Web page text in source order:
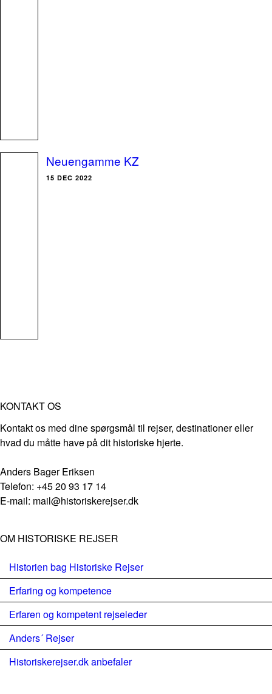
Neuengamme KZ
15 DEC 2022
KONTAKT OS
Kontakt os med dine spørgsmål til rejser, destinationer eller
hvad du måtte have på dit historiske hjerte.
Anders Bager Eriksen
Telefon: +45 20 93 17 14
E-mail: mail@historiskerejser.dk
OM HISTORISKE REJSER
Historien bag Historiske Rejser
Erfaring og kompetence
Erfaren og kompetent rejseleder
Anders´ Rejser
Historiskerejser.dk anbefaler